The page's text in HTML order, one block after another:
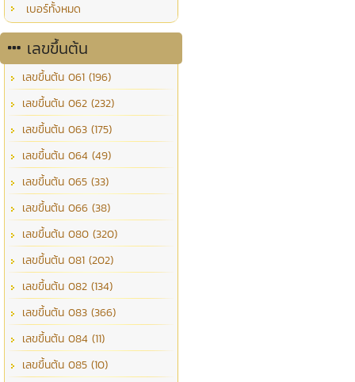
เบอร์ทั้งหมด
เลขขึ้นต้น
เลขขึ้นต้น 061 (196)
เลขขึ้นต้น 062 (232)
เลขขึ้นต้น 063 (175)
เลขขึ้นต้น 064 (49)
เลขขึ้นต้น 065 (33)
เลขขึ้นต้น 066 (38)
เลขขึ้นต้น 080 (320)
เลขขึ้นต้น 081 (202)
เลขขึ้นต้น 082 (134)
เลขขึ้นต้น 083 (366)
เลขขึ้นต้น 084 (11)
เลขขึ้นต้น 085 (10)